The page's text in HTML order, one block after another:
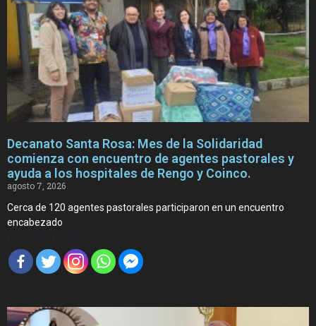
Decanato Santa Rosa: Mes de la Solidaridad
comienza con encuentro de agentes pastorales y
ayuda a los hospitales de Rengo y Coinco.
agosto 7, 2026
Cerca de 120 agentes pastorales participaron en un encuentro
encabezado